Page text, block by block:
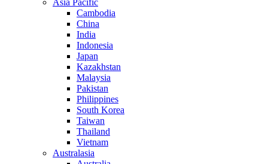
Asia Pacific
Cambodia
China
India
Indonesia
Japan
Kazakhstan
Malaysia
Pakistan
Philippines
South Korea
Taiwan
Thailand
Vietnam
Australasia